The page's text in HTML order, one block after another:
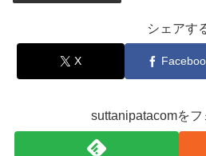
シェアす
X
suttanipatacomをフ